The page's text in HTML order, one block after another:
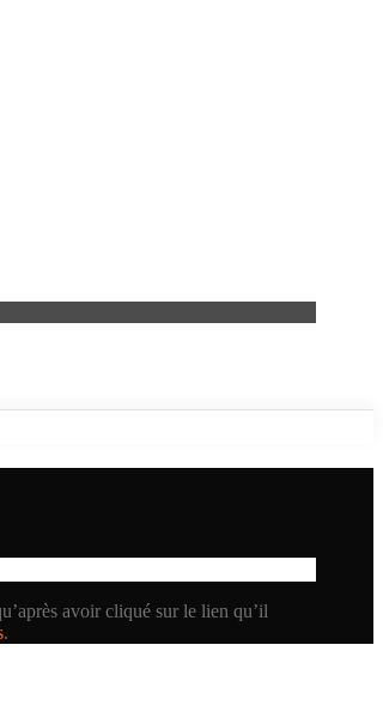
avoir cliqué sur le lien qu’il
.